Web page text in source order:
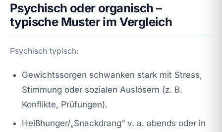
Psychisch oder organisch –
typische Muster im Vergleich
Psychisch typisch:
Gewichtssorgen schwanken stark mit Stress,
Stimmung oder sozialen Auslösern (z. B.
Konflikte, Prüfungen).
Heißhunger/„Snackdrang“ v. a. abends oder in